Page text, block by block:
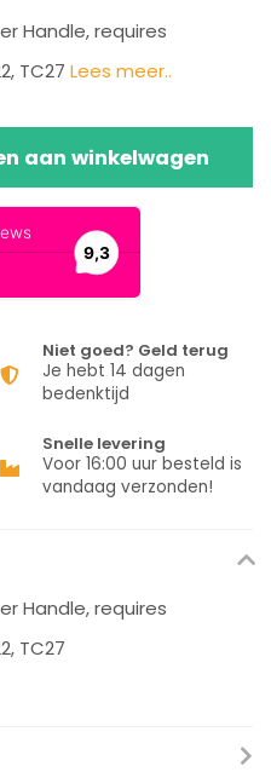
Handle, requires
TC27 Lees meer..
aan winkelwagen
Niet goed? Geld terug
Je hebt 14 dagen
bedenktijd
Snelle levering
Voor 16:00 uur besteld is
vandaag verzonden!
Handle, requires
TC27